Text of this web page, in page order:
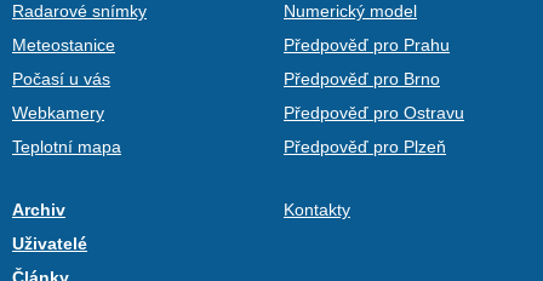
Radarové snímky
Meteostanice
Počasí u vás
Webkamery
Teplotní mapa
Numerický model
Předpověď pro Prahu
Předpověď pro Brno
Předpověď pro Ostravu
Předpověď pro Plzeň
Archiv
Uživatelé
Kontakty